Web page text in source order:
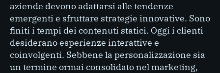
aziende devono adattarsi alle tendenze
emergenti e sfruttare strategie innovative. Sono
finiti i tempi dei contenuti statici. Oggi i clienti
desiderano esperienze interattive e
coinvolgenti. Sebbene la personalizzazione sia
un termine ormai consolidato nel marketing,